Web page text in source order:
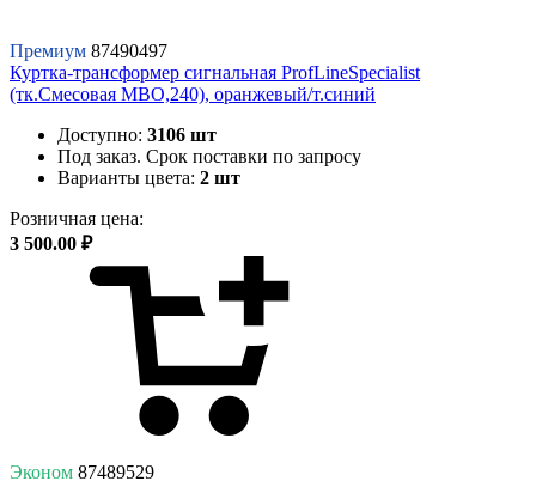
Премиум 87490497
Куртка-трансформер сигнальная ProfLineSpecialist
(тк.Смесовая МВО,240), оранжевый/т.синий
Доступно: 3106 шт
Под заказ. Срок поставки по запросу
Варианты цвета: 2 шт
Розничная цена:
3 500.00 ₽
Эконом 87489529